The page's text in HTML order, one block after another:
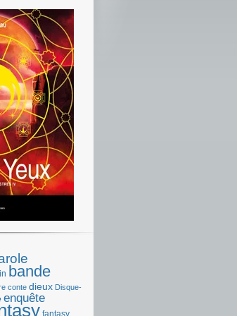
bande
conte dieux Disque-
enquête
fantasy